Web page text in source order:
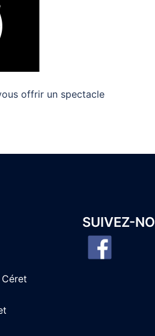
offrir un spectacle
SUIVEZ-